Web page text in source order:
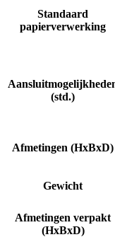
Standaard
papierverwerking
(std.)
Afmetingen (HxBxD)
Gewicht
Afmetingen verpakt
(HxBxD)